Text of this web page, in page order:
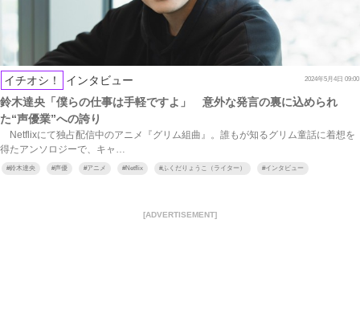
イチオシ！ インタビュー 2024年5月4日 09:00
鈴木達央「僕らの仕事は手軽ですよ」 意外な発言の裏に込められ
た“声優業”への誇り
Netflixにて独占配信中のアニメ『グリム組曲』。誰もが知るグリム童話に着想を
得たアンソロジーで、キャ…
#鈴木達央 #声優 #アニメ #Netflix #ふくだりょうこ（ライター） #インタビュー
[ADVERTISEMENT]